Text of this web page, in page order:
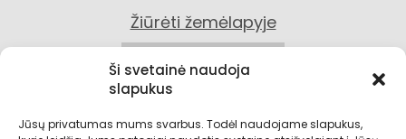
Ši svetainė naudoja
slapukus
Jūsų privatumas mums svarbus. Todėl naudojame slapukus,
Žiūrėti žemėlapyje
KONTAKTAI